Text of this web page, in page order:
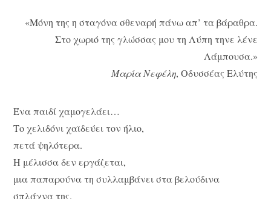
«Μόνη της η σταγόνα σθεναρή πάνω απ’ τα βάραθρα.
Στο χωριό της γλώσσας μου τη Λύπη τηνε λένε
Λάμπουσα.»
Μαρία Νεφέλη, Οδυσσέας Ελύτης
Ένα παιδί χαμογελάει…
Το χελιδόνι χαϊδεύει τον ήλιο,
πετά ψηλότερα.
Η μέλισσα δεν εργάζεται,
μια παπαρούνα τη συλλαμβάνει στα βελούδινα
σπλάχνα της.